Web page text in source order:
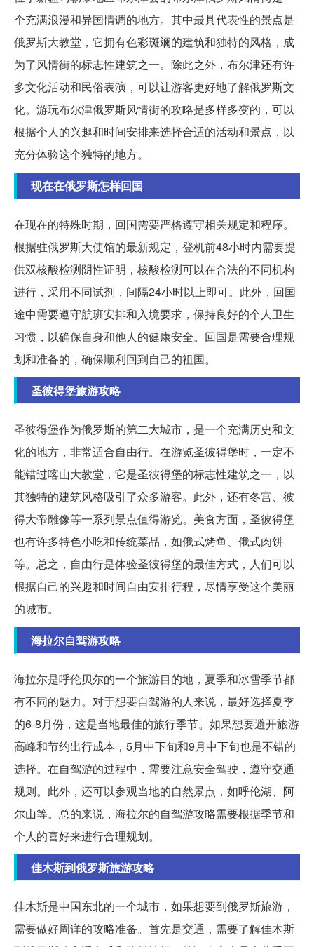
个充满浪漫和异国情调的地方。其中最具代表性的景点是
俄罗斯大教堂，它拥有色彩斑斓的建筑和独特的风格，成
为了风情街的标志性建筑之一。除此之外，布尔津还有许
多文化活动和民俗表演，可以让游客更好地了解俄罗斯文
化。游玩布尔津俄罗斯风情街的攻略是多样多变的，可以
根据个人的兴趣和时间安排来选择合适的活动和景点，以
充分体验这个独特的地方。
现在在俄罗斯怎样回国
在现在的特殊时期，回国需要严格遵守相关规定和程序。
根据驻俄罗斯大使馆的最新规定，登机前48小时内需要提
供双核酸检测阴性证明，核酸检测可以在合法的不同机构
进行，采用不同试剂，间隔24小时以上即可。此外，回国
途中需要遵守航班安排和入境要求，保持良好的个人卫生
习惯，以确保自身和他人的健康安全。回国是需要合理规
划和准备的，确保顺利回到自己的祖国。
圣彼得堡旅游攻略
圣彼得堡作为俄罗斯的第二大城市，是一个充满历史和文
化的地方，非常适合自由行。在游览圣彼得堡时，一定不
能错过喀山大教堂，它是圣彼得堡的标志性建筑之一，以
其独特的建筑风格吸引了众多游客。此外，还有冬宫、彼
得大帝雕像等一系列景点值得游览。美食方面，圣彼得堡
也有许多特色小吃和传统菜品，如俄式烤鱼、俄式肉饼
等。总之，自由行是体验圣彼得堡的最佳方式，人们可以
根据自己的兴趣和时间自由安排行程，尽情享受这个美丽
的城市。
海拉尔自驾游攻略
海拉尔是呼伦贝尔的一个旅游目的地，夏季和冰雪季节都
有不同的魅力。对于想要自驾游的人来说，最好选择夏季
的6-8月份，这是当地最佳的旅行季节。如果想要避开旅游
高峰和节约出行成本，5月中下旬和9月中下旬也是不错的
选择。在自驾游的过程中，需要注意安全驾驶，遵守交通
规则。此外，还可以参观当地的自然景点，如呼伦湖、阿
尔山等。总的来说，海拉尔的自驾游攻略需要根据季节和
个人的喜好来进行合理规划。
佳木斯到俄罗斯旅游攻略
佳木斯是中国东北的一个城市，如果想要到俄罗斯旅游，
需要做好周详的攻略准备。首先是交通，需要了解佳木斯